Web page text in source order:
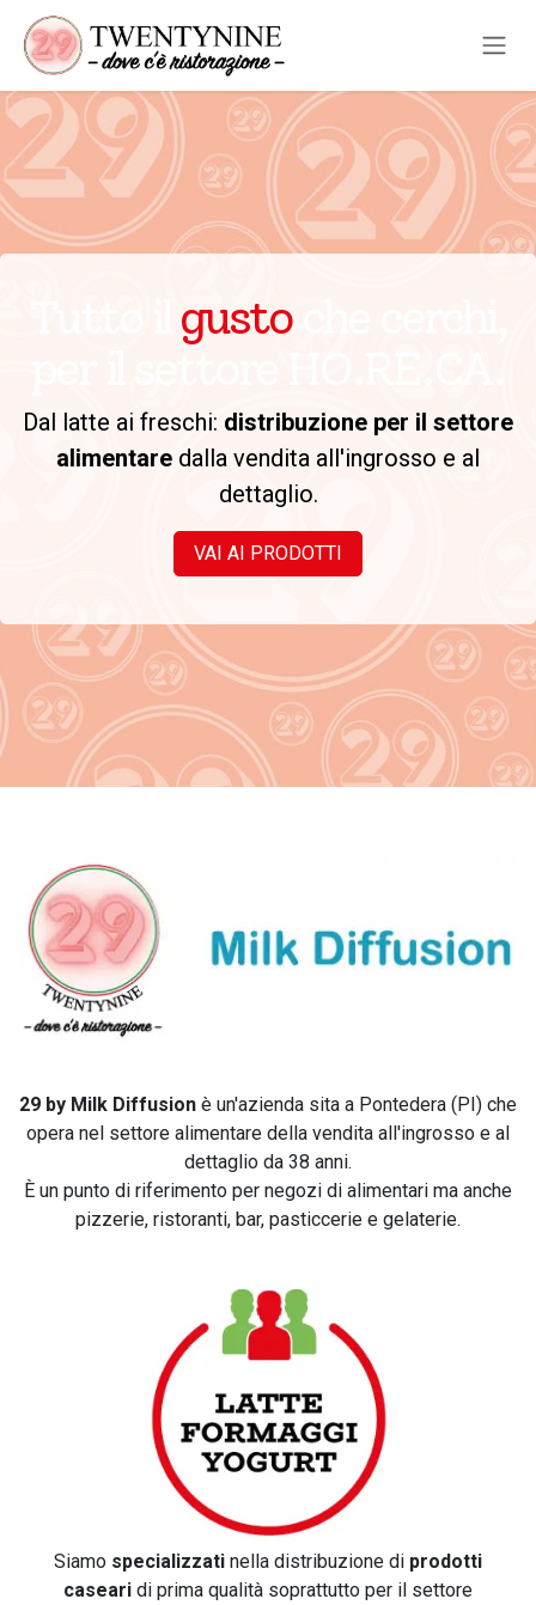
Passa al contenuto
gustoche cerchi,
Dal latte ai freschi: distribuzione per il settore
alimentare dalla vendita all'ingrosso e al
dettaglio.
VAI AI PRODOTTI
29 by Milk Diffusion è un'azienda sita a Pontedera (PI) che
opera nel settore alimentare della vendita all'ingrosso e al
dettaglio da 38 anni.
È un punto di riferimento per negozi di alimentari ma anche
pizzerie, ristoranti, bar, pasticcerie e gelaterie.
Siamo specializzati nella distribuzione di prodotti
caseari di prima qualità soprattutto per il settore